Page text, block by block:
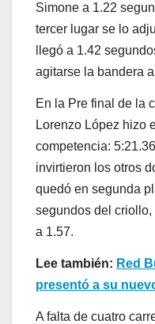
Simone a 1.22
tercer lugar se lo
llegó a 1.42
agitarse la bandera
En la Pre final de la
Lorenzo López hizo
competencia:
invirtieron los otros
quedó en segunda
segundos del
a 1.57.
Lee también: Red
presentó a su
A falta de cuatro